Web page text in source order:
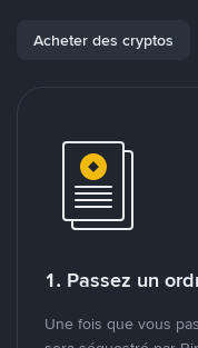
Acheter des cryptos
1. Passez un
Une fois que vous